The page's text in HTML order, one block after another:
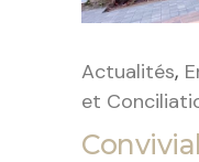
Actualités,
et